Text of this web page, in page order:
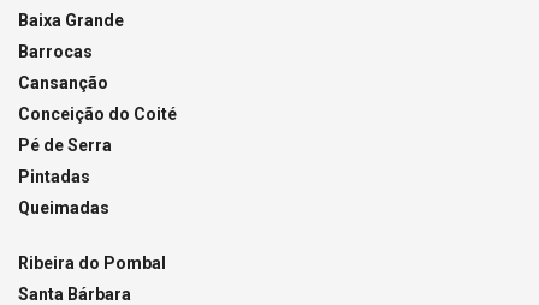
Baixa Grande
Barrocas
Cansanção
Conceição do Coité
Pé de Serra
Pintadas
Queimadas
Ribeira do Pombal
Santa Bárbara